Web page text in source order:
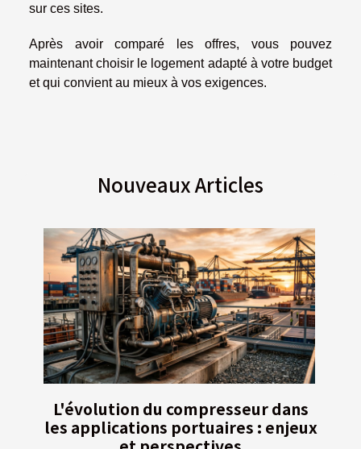
sur ces sites.
Après avoir comparé les offres, vous pouvez
maintenant choisir le logement adapté à votre budget
et qui convient au mieux à vos exigences.
Nouveaux Articles
L'évolution du compresseur dans
les applications portuaires : enjeux